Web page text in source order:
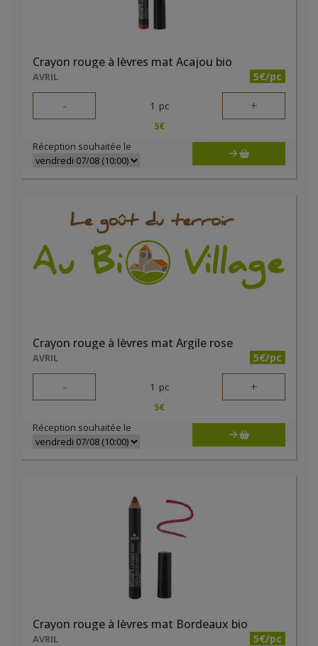
Crayon rouge à lèvres mat Acajou bio
AVRIL 5€/pc
- 1 pc +
5€
Réception souhaitée le
Crayon rouge à lèvres mat Argile rose
AVRIL 5€/pc
- 1 pc +
5€
Réception souhaitée le
Crayon rouge à lèvres mat Bordeaux bio
AVRIL 5€/pc